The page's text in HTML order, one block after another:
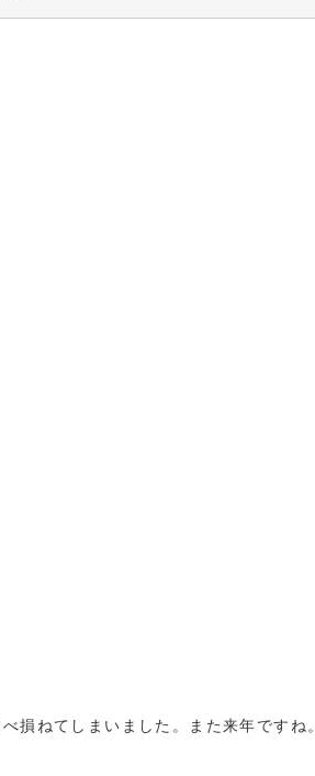
損ねてしまいました。また来年ですね。